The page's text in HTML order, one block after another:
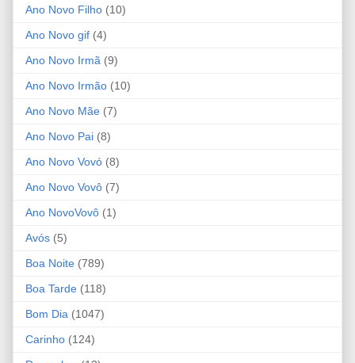
Ano Novo Filho (10)
Ano Novo gif (4)
Ano Novo Irmã (9)
Ano Novo Irmão (10)
Ano Novo Mãe (7)
Ano Novo Pai (8)
Ano Novo Vovó (8)
Ano Novo Vovô (7)
Ano NovoVovô (1)
Avós (5)
Boa Noite (789)
Boa Tarde (118)
Bom Dia (1047)
Carinho (124)